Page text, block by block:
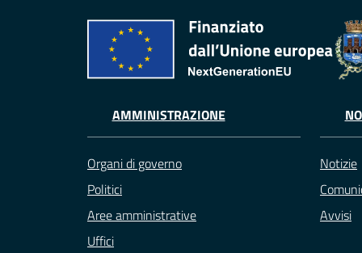
AMMINISTRAZIONE
Organi di governo
Politici
Aree amministrative
Uffici
Notizie
Avvisi